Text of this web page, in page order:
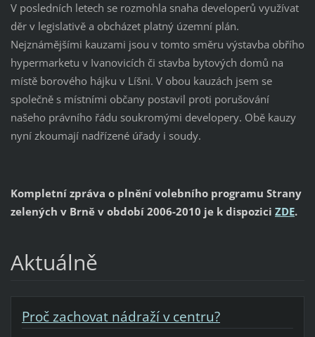
V posledních letech se rozmohla snaha developerů využívat
děr v legislativě a obcházet platný územní plán.
Nejznámějšími kauzami jsou v tomto směru výstavba obřího
hypermarketu v Ivanovicích či stavba bytových domů na
místě borového hájku v Líšni. V obou kauzách jsem se
společně s místními občany postavil proti porušování
našeho právního řádu soukromými developery. Obě kauzy
nyní zkoumají nadřízené úřady i soudy.
Kompletní zpráva o plnění volebního programu Strany
zelených v Brně v období 2006-2010 je k dispozici ZDE.
Aktuálně
Proč zachovat nádraží v centru?